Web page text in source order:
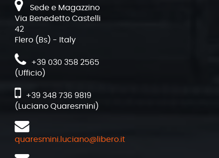
Sede e Magazzino
Via Benedetto Castelli
42
Flero (Bs) - Italy
+39 030 358 2565
(Ufficio)
+39 348 736 9819
(Luciano Quaresmini)
quaresmini.luciano@libero.it